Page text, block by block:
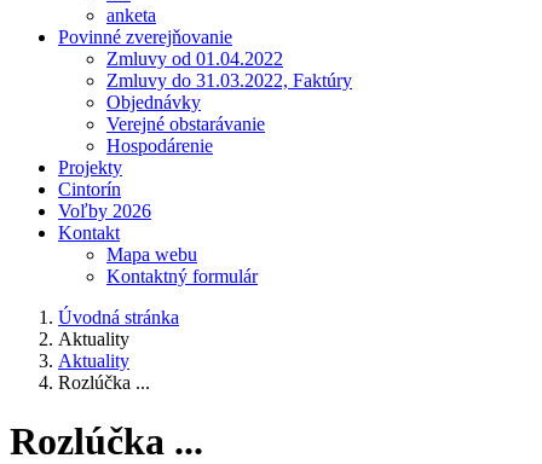
anketa
Povinné zverejňovanie
Zmluvy od 01.04.2022
Zmluvy do 31.03.2022, Faktúry
Objednávky
Verejné obstarávanie
Hospodárenie
Projekty
Cintorín
Voľby 2026
Kontakt
Mapa webu
Kontaktný formulár
Úvodná stránka
Aktuality
Aktuality
Rozlúčka ...
Rozlúčka ...